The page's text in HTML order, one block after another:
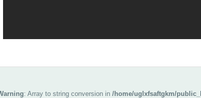
: Array to string conversion in/home/uglxfsaftgkm/